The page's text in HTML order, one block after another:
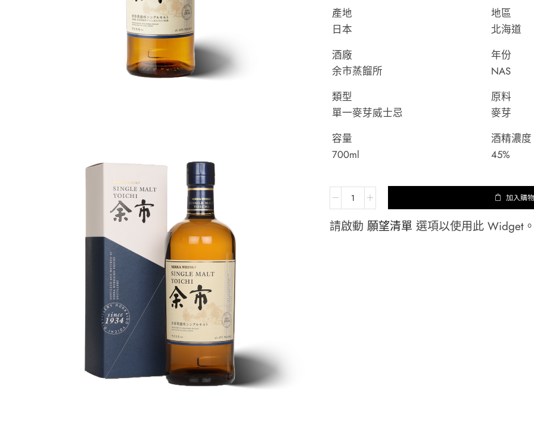
產地
日本
地區
北海道
酒廠
余市蒸餾所
年份
NAS
類型
單一麥芽威士忌
原料
麥芽
容量
700ml
酒精濃度
45%
加入購
請啟動 願望清單 選項以使用此 Widget